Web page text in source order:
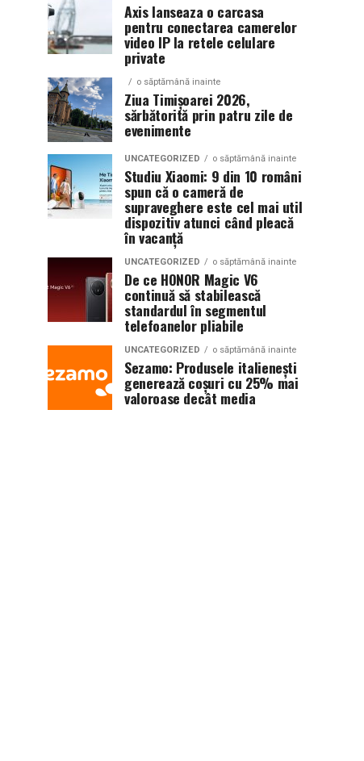
Axis lanseaza o carcasa
pentru conectarea camerelor
video IP la retele celulare
private
o săptămână inainte
Ziua Timișoarei 2026,
sărbătorită prin patru zile de
evenimente
UNCATEGORIZED o săptămână inainte
Studiu Xiaomi: 9 din 10 români
spun că o cameră de
supraveghere este cel mai util
dispozitiv atunci când pleacă
în vacanță
UNCATEGORIZED o săptămână inainte
De ce HONOR Magic V6
continuă să stabilească
standardul în segmentul
telefoanelor pliabile
UNCATEGORIZED o săptămână inainte
Sezamo: Produsele italienești
generează coșuri cu 25% mai
valoroase decât media